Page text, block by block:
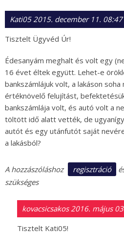
Kati05 2015. december 11. 08:47
Tisztelt Ügyvéd Úr!
Édesanyám meghalt és volt egy
16 évet éltek együtt. Lehet-e
bankszámlájuk volt, a lakáson
értéknövelő felujítást,
bankszámlája volt, és autó volt a
töltött idő alatt vették, de
autót és egy utánfutót saját
a lakásból?
A hozzászóláshoz regisztráció
szükséges
kovacsicsakos 2016. május
Tisztelt Kati05!